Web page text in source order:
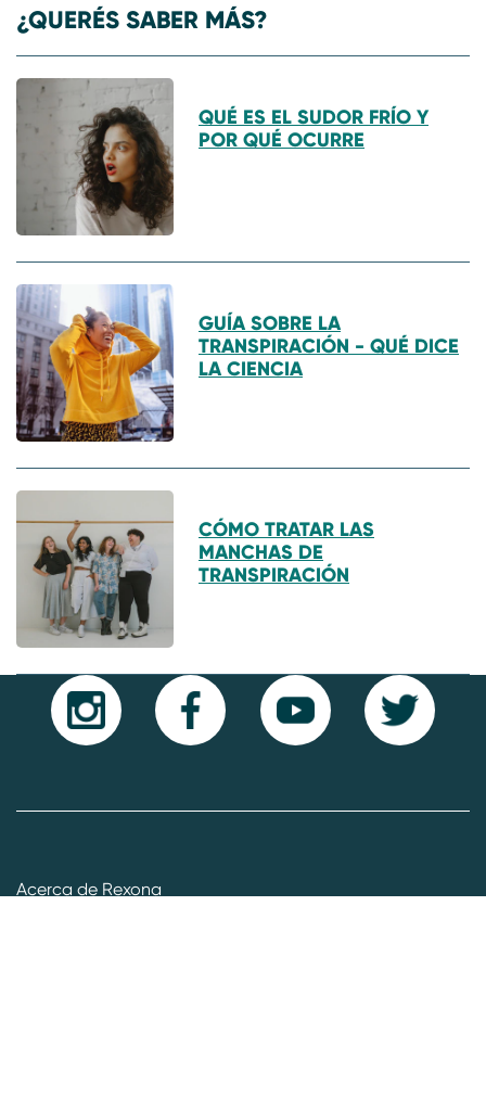
¿QUERÉS SABER MÁS?
QUÉ ES EL SUDOR FRÍO Y
POR QUÉ OCURRE
GUÍA SOBRE LA
TRANSPIRACIÓN - QUÉ DICE
LA CIENCIA
CÓMO TRATAR LAS
MANCHAS DE
TRANSPIRACIÓN
Acerca de Rexona